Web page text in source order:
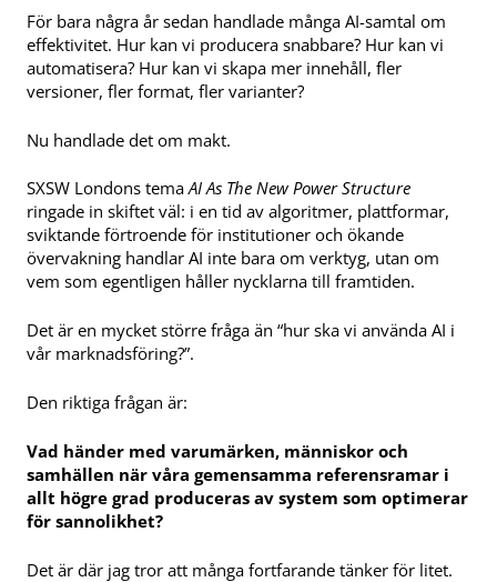
För bara några år sedan handlade många AI-samtal om
effektivitet. Hur kan vi producera snabbare? Hur kan vi
automatisera? Hur kan vi skapa mer innehåll, fler
versioner, fler format, fler varianter?
Nu handlade det om makt.
SXSW Londons temaAI As The New Power Structure
ringade in skiftet väl: i en tid av algoritmer, plattformar,
sviktande förtroende för institutioner och ökande
övervakning handlar AI inte bara om verktyg, utan om
vem som egentligen håller nycklarna till framtiden.
Det är en mycket större fråga än “hur ska vi använda AI i
vår marknadsföring?”.
Den riktiga frågan är:
Vad händer med varumärken, människor och
samhällen när våra gemensamma referensramar i
allt högre grad produceras av system som optimerar
för sannolikhet?
Det är där jag tror att många fortfarande tänker för litet.